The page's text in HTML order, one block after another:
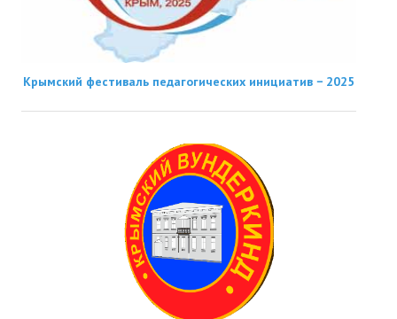
Крымский фестиваль педагогических инициатив − 2025